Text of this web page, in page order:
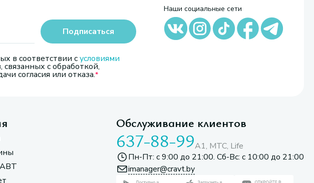
в соответствии сусловиями
с обработкой,
согласия или отказа.
Подписаться
Наши социальные сети
Обслуживание клиентов
637-88-99A1, МТС, Life
Пн-Пт: с 9:00 до 21:00. Сб-Вс: с 10:00 до 21:00
imanager@cravt.by